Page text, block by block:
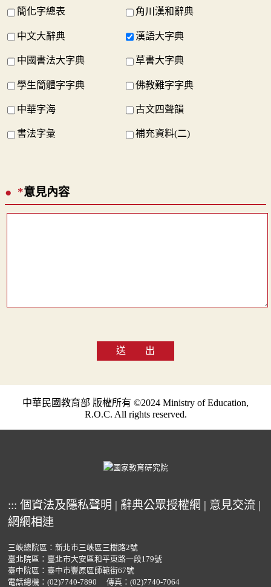
簡化字總表 角川漢和辭典
中文大辭典 漢語大字典
中國書法大字典 草書大字典
學生簡體字字典 佛教難字字典
中華字海 古文四聲韻
書法字彙 補充資料(二)
*意見內容
送 出
中華民國教育部 版權所有 ©2024 Ministry of Education,
R.O.C. All rights reserved.
::: 個資法及隱私聲明 | 辭典公眾授權網 | 意見交流 |
網網相連
三峽總院區：新北市三峽區三樹路2號
臺北院區：臺北市大安區和平東路一段179號
臺中院區：臺中市豐原區師範街67號
電話總機： (02)7740-7890 傳真：(02)7740-7064